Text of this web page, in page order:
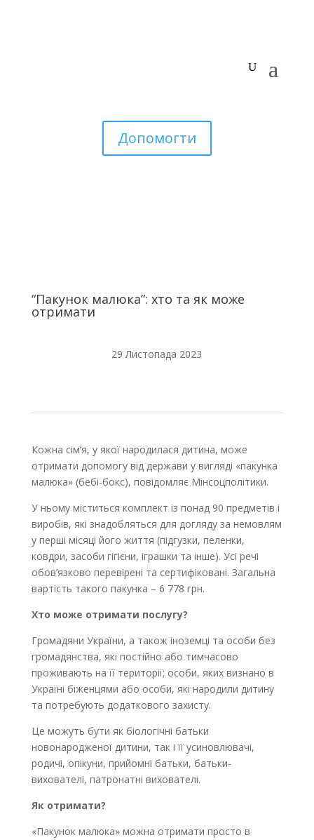
Допомогти
“Пакунок малюка”: хто та як може
отримати
29 Листопада 2023
Кожна сімʼя, у якої народилася дитина, може
отримати допомогу від держави у вигляді «пакунка
малюка» (бебі-бокс), повідомляє Мінсоцполітики.
У ньому міститься комплект із понад 90 предметів і
виробів, які знадобляться для догляду за немовлям
у перші місяці його життя (підгузки, пеленки,
ковдри, засоби гігієни, іграшки та інше). Усі речі
обов’язково перевірені та сертифіковані. Загальна
вартість такого пакунка – 6 778 грн.
Хто може отримати послугу?
Громадяни України, а також іноземці та особи без
громадянства, які постійно або тимчасово
проживають на її території; особи, яких визнано в
Україні біженцями або особи, які народили дитину
та потребують додаткового захисту.
Це можуть бути як біологічні батьки
новонародженої дитини, так і її усиновлювачі,
родичі, опікуни, прийомні батьки, батьки-
вихователі, патронатні вихователі.
Як отримати?
«Пакунок малюка» можна отримати просто в